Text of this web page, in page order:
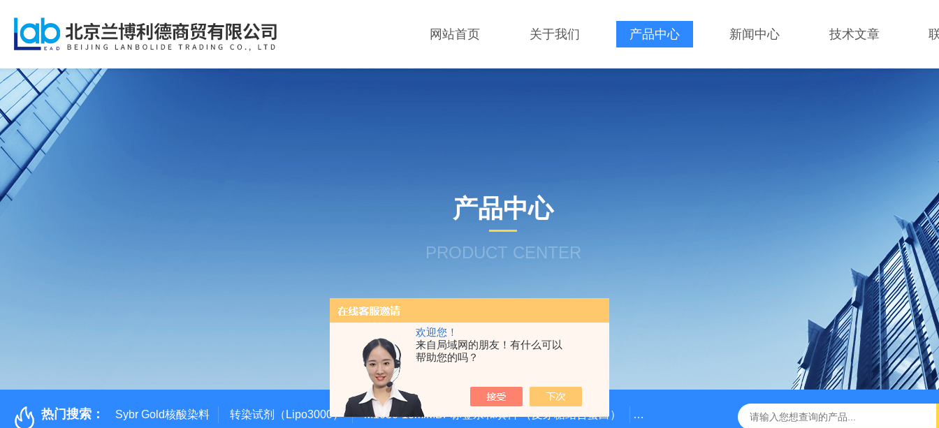
欢迎您！
来自局域网的朋友！有什么可以
帮助您的吗？
网站首页 关于我们 产品中心 新闻中心 技术文章
产品中心
PRODUCT CENTER
热门搜索： Sybr Gold核酸染料 转染试剂（Lipo3000） M1050-10mlMBP标签亲和填料 （麦芽糖结合蛋白） 500bp DNA Marker DNA Assembly Mix Plus无缝克隆